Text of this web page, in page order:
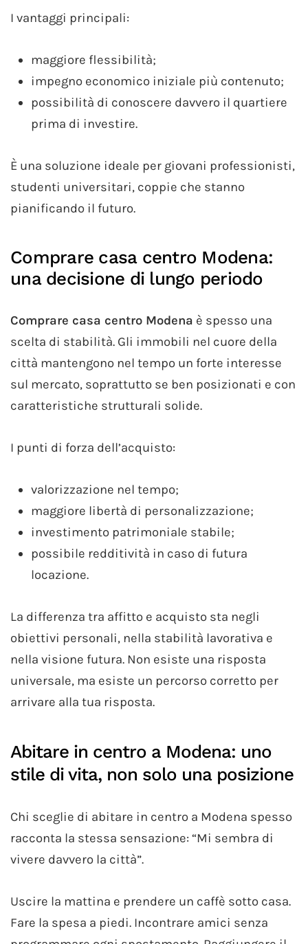
I vantaggi principali:
maggiore flessibilità;
impegno economico iniziale più contenuto;
possibilità di conoscere davvero il quartiere
prima di investire.
È una soluzione ideale per giovani professionisti,
studenti universitari, coppie che stanno
pianificando il futuro.
Comprare casa centro Modena:
una decisione di lungo periodo
Comprare casa centro Modena è spesso una
scelta di stabilità. Gli immobili nel cuore della
città mantengono nel tempo un forte interesse
sul mercato, soprattutto se ben posizionati e con
caratteristiche strutturali solide.
I punti di forza dell’acquisto:
valorizzazione nel tempo;
maggiore libertà di personalizzazione;
investimento patrimoniale stabile;
possibile redditività in caso di futura
locazione.
La differenza tra affitto e acquisto sta negli
obiettivi personali, nella stabilità lavorativa e
nella visione futura. Non esiste una risposta
universale, ma esiste un percorso corretto per
arrivare alla tua risposta.
Abitare in centro a Modena: uno
stile di vita, non solo una posizione
Chi sceglie di abitare in centro a Modena spesso
racconta la stessa sensazione: “Mi sembra di
vivere davvero la città”.
Uscire la mattina e prendere un caffè sotto casa.
Fare la spesa a piedi. Incontrare amici senza